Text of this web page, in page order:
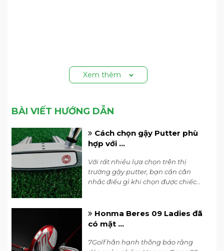
Xem thêm
BÀI VIẾT HƯỚNG DẪN
Cách chọn gậy Putter phù
hợp với ...
Với rất nhiều lựa chọn trên thị
trường gậy putter, bạn cần cân
nhắc điều gì khi chọn được chiếc
Honma Beres 09 Ladies đã
có mặt ...
7Golf hân hạnh thông báo rằng